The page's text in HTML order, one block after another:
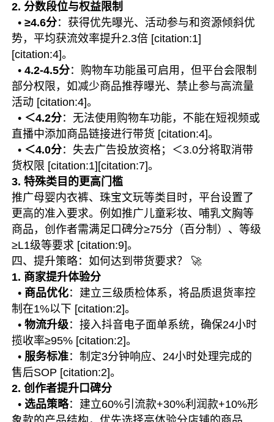
2. 分数段位与权益限制
•≥4.6分：获得优先曝光、活动参与和资源倾斜优
势，平均获流效率提升2.3倍 [citation:1]
[citation:4]。
•4.2-4.5分：购物车功能虽可启用，但平台会限制
部分权限，如减少商品推荐曝光、禁止参与高流量
活动 [citation:4]。
• ＜4.2分：无法使用购物车功能，不能在短视频或
直播中添加商品链接进行带货 [citation:4]。
• ＜4.0分：失去广告投放资格；＜3.0分将取消带
货权限 [citation:1][citation:7]。
3. 特殊类目的更高门槛
推广母婴内衣裤、珠宝文玩等类目时，平台设置了
更高的准入要求。例如推广儿童彩妆、哺乳文胸等
商品，创作者需满足口碑分≥75分（百分制）、等级
≥L1级等要求 [citation:9]。
四、提升策略：如何达到带货要求？ 🚀
1. 商家提升体验分
• 商品优化：建立三级质检体系，将品质退货率控
制在1%以下 [citation:2]。
•物流升级：接入抖音电子面单系统，确保24小时
揽收率≥95% [citation:2]。
• 服务标准：制定3分钟响应、24小时处理完成的
售后SOP [citation:2]。
2. 创作者提升口碑分
• 选品策略：建立60%引流款+30%利润款+10%形